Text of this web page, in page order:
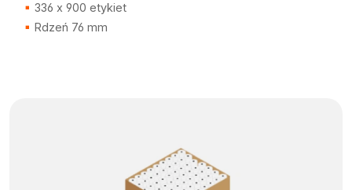
336 x 900 etykiet
Rdzeń 76 mm